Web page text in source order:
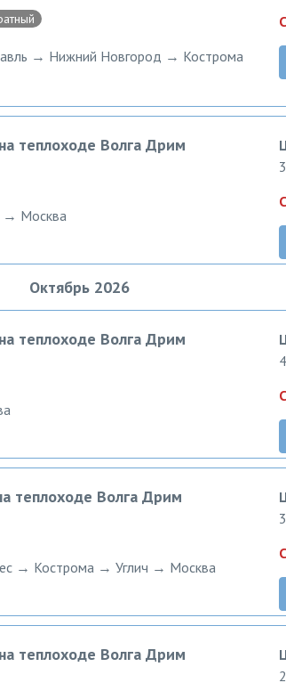
→ Нижний Новгород → Кострома
теплоходе Волга Дрим
→ Москва
Октябрь 2026
теплоходе Волга Дрим
теплоходе Волга Дрим
→ Кострома → Углич → Москва
теплоходе Волга Дрим